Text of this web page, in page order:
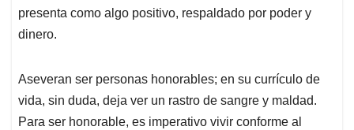
presenta como algo positivo, respaldado por poder y
dinero.
Aseveran ser personas honorables; en su currículo de
vida, sin duda, deja ver un rastro de sangre y maldad.
Para ser honorable, es imperativo vivir conforme al